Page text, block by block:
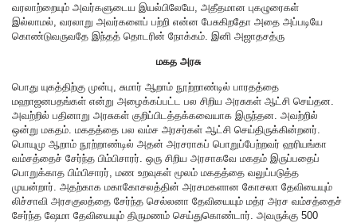
வரலாற்றையும் அவர்களுடைய இயல்பிலேயே, அதீதமான புகழுரைகள்
இல்லாமல், வரலாறு அவர்களைப் பற்றி என்ன பேசுகிறதோ அதை அப்படியே
கொண்டுவருவதே இந்தத் தொடரின் நோக்கம். இனி அஜாதசத்ரு
மகத அரசு
பொது யுகத்திற்கு முன்பு, சுமார் ஆறாம் நூற்றாண்டில் பாரதத்தை
மஹாஜனபதங்கள் என்று அழைக்கப்பட்ட பல சிறிய அரசுகள் ஆட்சி செய்தன.
அவற்றில் பதினாறு அரசுகள் குறிப்பிடத்தக்கவையாக இருந்தன. அவற்றில்
ஒன்று மகதம். மகதத்தை பல வம்ச அரசர்கள் ஆட்சி செய்திருக்கின்றனர்.
பொயுமு ஆறாம் நூற்றாண்டில் அதன் அரசராகப் பொறுப்பேற்றவர் ஹரியங்கா
வம்சத்தைச் சேர்ந்த பிம்பிசாரர். ஒரு சிறிய அரசாகவே மகதம் இருப்பதைப்
பொறுக்காத பிம்பிசாரர், மண உறவுகள் மூலம் மகதத்தை வலுப்படுத்த
முயன்றார். அதற்காக மகாகோசலத்தின் அரசமகளான கோசலா தேவியையும்
லிச்சாவி அரசகுலத்தை சேர்ந்த செல்லனா தேவியையும் மத்ர அரச வம்சத்தைச்
சேர்ந்த ஷேமா தேவியையும் திருமணம் செய்துகொண்டார். அவருக்கு 500